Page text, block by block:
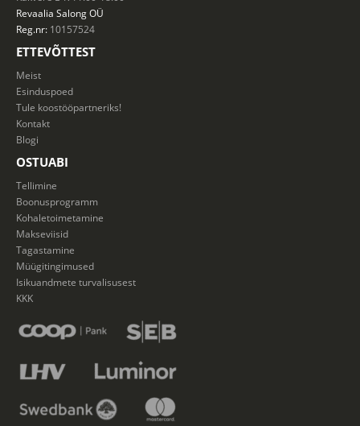
Revaalia SalongOÜ
Reg.nr: 10157524
ETTEVÕTTEST
Meist
Esinduspoed
Tule koostööpartneriks!
Kontakt
Blogi
OSTUABI
Tellimine
Boonusprogramm
Kohaletoimetamine
Makseviisid
Tagastamine
Müügitingimused
Isikuandmete turvalisusest
KKK